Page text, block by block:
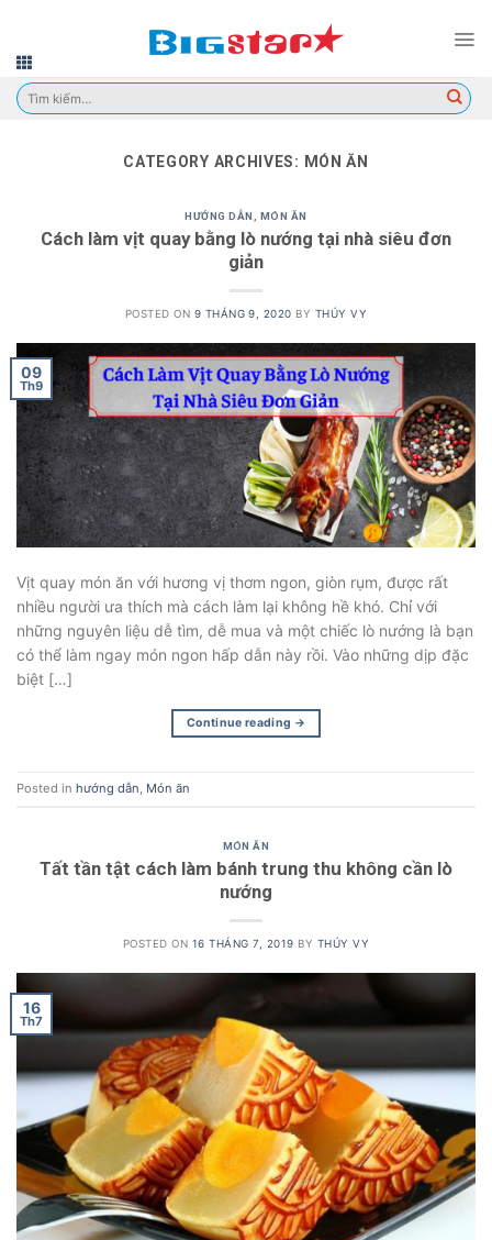
content
Tìm
kiếm:
CATEGORY ARCHIVES: MÓN ĂN
HƯỚNG DẪN MÓN ĂN
Cách làm vịt quay bằng lò nướng tại nhà siêu đơn
giản
POSTED ON 9 THÁNG 9, 2020 BY THÚY VY
09
Th9
Vịt quay món ăn với hương vị thơm ngon, giòn rụm, được rất
nhiều người ưa thích mà cách làm lại không hề khó. Chỉ với
những nguyên liệu dễ tìm, dễ mua và một chiếc lò nướng là bạn
có thể làm ngay món ngon hấp dẫn này rồi. Vào những dịp đặc
biệt […]
Continue reading →
Posted in hướng dẫn, Món ăn
MÓN ĂN
Tất tần tật cách làm bánh trung thu không cần lò
nướng
POSTED ON 16 THÁNG 7, 2019 BY THÚY VY
16
Th7